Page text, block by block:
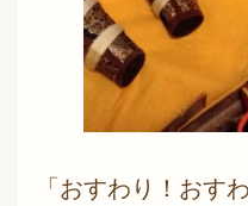
「おすわり！おす